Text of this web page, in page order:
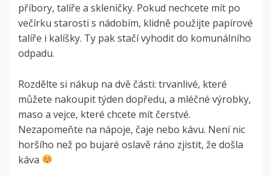
příbory, talíře a skleničky. Pokud nechcete mít po
večírku starosti s nádobím, klidně použijte papírové
talíře i kalíšky. Ty pak stačí vyhodit do komunálního
odpadu.
Rozdělte si nákup na dvě části: trvanlivé, které
můžete nakoupit týden dopředu, a mléčné výrobky,
maso a vejce, které chcete mít čerstvé.
Nezapomeňte na nápoje, čaje nebo kávu. Není nic
horšího než po bujaré oslavě ráno zjistit, že došla
káva